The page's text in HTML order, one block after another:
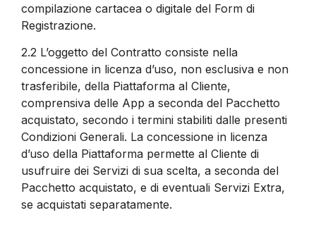
compilazione cartacea o digitale del Form di
Registrazione.
2.2 L’oggetto del Contratto consiste nella
concessione in licenza d’uso, non esclusiva e non
trasferibile, della Piattaforma al Cliente,
comprensiva delle App a seconda del Pacchetto
acquistato, secondo i termini stabiliti dalle presenti
Condizioni Generali. La concessione in licenza
d’uso della Piattaforma permette al Cliente di
usufruire dei Servizi di sua scelta, a seconda del
Pacchetto acquistato, e di eventuali Servizi Extra,
se acquistati separatamente.